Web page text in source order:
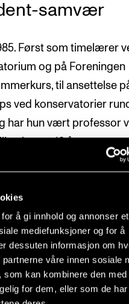
å gi innhold og annonser et
mediefunksjoner og for å
dessuten informasjon om
våre innen sosiale
kan kombinere den med
for dem, eller som de
samvær
Først som timelærer
og på Foreningen
til ansettelse
ved konservatorier
har hun vært professor
i snart 12 år.
med studentene er
også litt kontakten
akkurat hva som
om hva